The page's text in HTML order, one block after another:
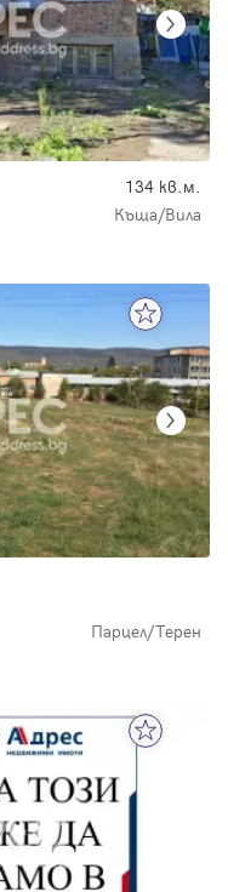
134 кв.м.
Къща/Вила
Парцел/Терен